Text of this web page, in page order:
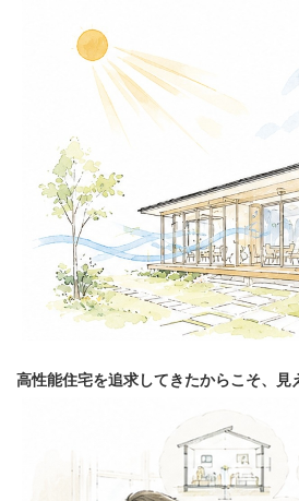
高性能住宅を追求してきたからこそ、見